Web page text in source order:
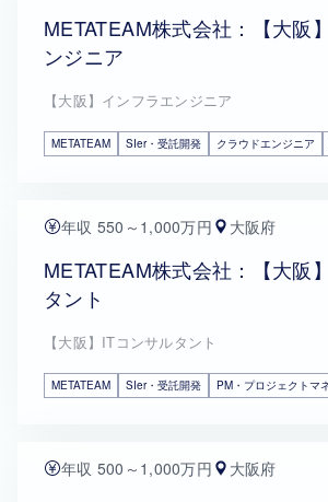
METATEAM株式会社：【大阪
ンジニア
【大阪】インフラエンジニア
METATEAM SIer・受託開発 クラウドエンジニア
年収 550～1,000万円 大阪府
METATEAM株式会社：【大阪
タント
【大阪】ITコンサルタント
METATEAM SIer・受託開発 PM・プロジェクトマ
年収 500～1,000万円 大阪府